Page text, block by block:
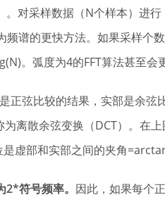
对采样数据（N个样本）进行
谱的更快方法。如果采样个
。弧度为4的FFT算法甚至会
正弦比较的结果，实部是余
离散余弦变换（DCT）。在
虚部和实部之间的夹角
符号频率。 因此，如果每个